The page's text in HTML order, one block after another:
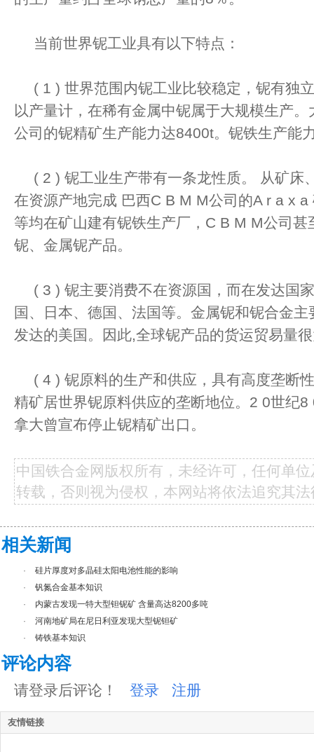
当前世界铌工业具有以下特点：
( 1 ) 世界范围内铌工业比较稳定，铌有独
以产量计，在稀有金属中铌属于大规模生产
公司的铌精矿生产能力达8400t。铌铁生产能
( 2 ) 铌工业生产带有一条龙性质。 从矿床
在资源产地完成 巴西C B M M公司的A r a x
等均在矿山建有铌铁生产厂，C B M M公司
铌、金属铌产品。
( 3 ) 铌主要消费不在资源国，而在发达国
国、日本、德国、法国等。金属铌和铌合金
发达的美国。因此,全球铌产品的货运贸易量
( 4 ) 铌原料的生产和供应，具有高度垄断
精矿居世界铌原料供应的垄断地位。2 0世纪
拿大曾宣布停止铌精矿出口。
中国铁合金网版权所有，未经许可，任何单
转载，否则视为侵权，本网站将依法追究其
相关新闻
·
硅片厚度对多晶硅太阳电池性能的影响
·
钒氮合金基本知识
·
内蒙古发现一特大型钽铌矿 含量高达8200多吨
·
河南地矿局在尼日利亚发现大型铌钽矿
·
铸铁基本知识
评论内容
请登录后评论！ 登录 注册
友情链接